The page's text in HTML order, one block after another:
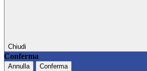
Chiudi
Conferma
Annulla Conferma